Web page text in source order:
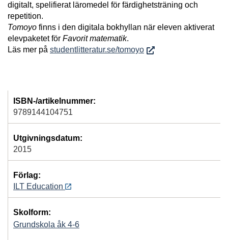
digitalt, spelifierat läromedel för färdighetsträning och
repetition.
Tomoyo finns i den digitala bokhyllan när eleven aktiverat
elevpaketet för Favorit matematik.
Läs mer på studentlitteratur.se/tomoyo
ISBN-/artikelnummer:
9789144104751
Utgivningsdatum:
2015
Förlag:
ILT Education
Skolform:
Grundskola åk 4-6